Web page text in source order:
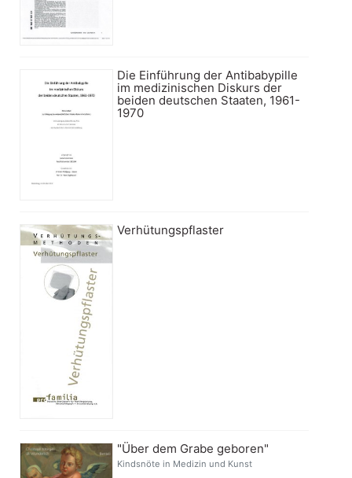
Die Einführung der Antibabypille
im medizinischen Diskurs der
beiden deutschen Staaten, 1961-
1970
Verhütungspflaster
"Über dem Grabe geboren"
Kindsnöte in Medizin und Kunst